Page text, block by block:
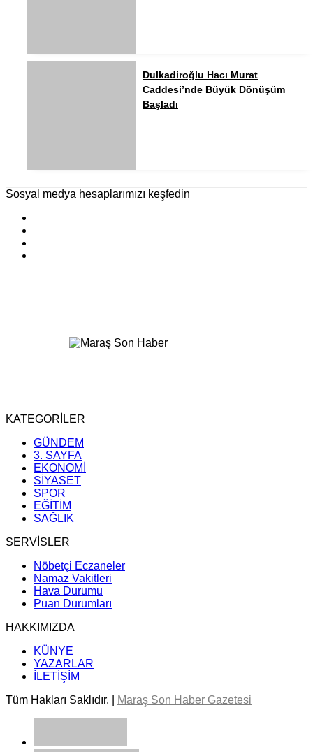
Dulkadiroğlu Hacı Murat
Caddesi’nde Büyük Dönüşüm
Başladı
Sosyal medya hesaplarımızı keşfedin
KATEGORİLER
GÜNDEM
3. SAYFA
EKONOMİ
SİYASET
SPOR
EĞİTİM
SAĞLIK
SERVİSLER
Nöbetçi Eczaneler
Namaz Vakitleri
Hava Durumu
Puan Durumları
HAKKIMIZDA
KÜNYE
YAZARLAR
İLETİŞİM
Tüm Hakları Saklıdır. |
Maraş Son Haber Gazetesi